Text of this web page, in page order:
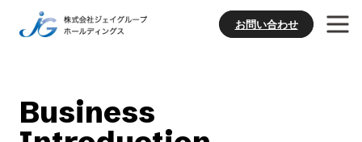
お問い合わせ
Business